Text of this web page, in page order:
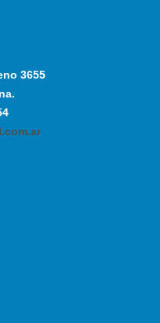
3655